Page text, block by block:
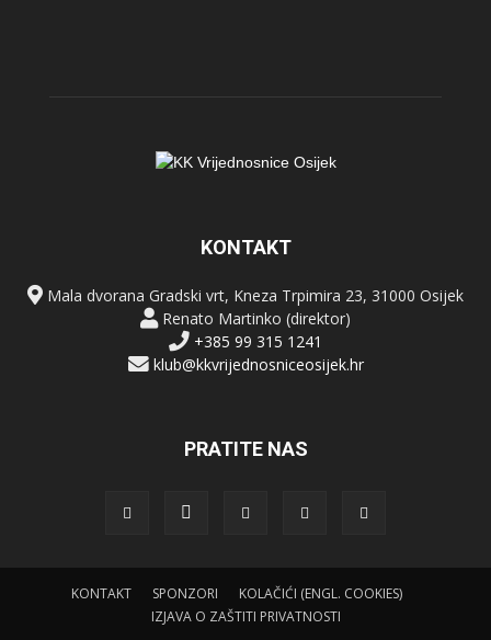
KONTAKT
Mala dvorana Gradski vrt, Kneza Trpimira 23, 31000 Osijek
Renato Martinko (direktor)
+385 99 315 1241
klub@kkvrijednosniceosijek.hr
PRATITE NAS
KONTAKT SPONZORI
KOLAČIĆI (ENGL. COOKIES)
IZJAVA O ZAŠTITI PRIVATNOSTI